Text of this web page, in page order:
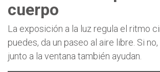
cuerpo
La exposición a la luz regula el ritmo
puedes, da un paseo al aire libre. Si
junto a la ventana también ayudan.